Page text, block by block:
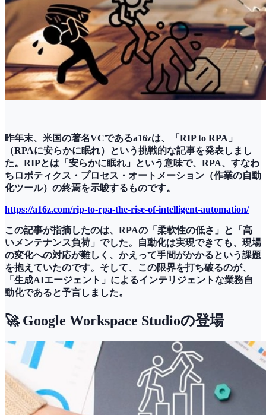
昨年末、米国の著名VCであるa16zは、「RIP to RPA」
（RPAに安らかに眠れ）という挑戦的な記事を発表しまし
た。RIPとは「安らかに眠れ」という意味で、RPA、すなわ
ちロボティクス・プロセス・オートメーション（作業の自動
化ツール）の終焉を示唆するものです。
https://a16z.com/rip-to-rpa-the-rise-of-intelligent-automation/
この記事が指摘したのは、RPAの「柔軟性の低さ」と「高
いメンテナンス負荷」でした。自動化は実現できても、現場
の変化への対応が難しく、かえって手間がかかるという課題
を抱えていたのです。そして、この限界を打ち破るのが、
「生成AIエージェント」によるインテリジェントな業務自
動化であると予言しました。
🚀 Google Workspace Studioの登場